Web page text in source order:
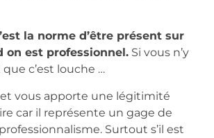
la norme d’être présent sur
on est professionnel. Si vous n’y
que c’est louche …
vous apporte une légitimité
car il représente un gage de
Surtout s’il est